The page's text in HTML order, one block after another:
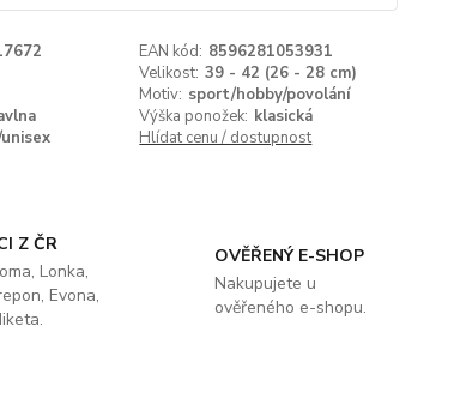
EAN kód: 8596281053931
Velikost: 39 - 42 (26 - 28 cm)
Motiv: sport/hobby/povolání
Výška ponožek: klasická
Hlídat cenu / dostupnost
Z ČR
Lonka,
Evona,
OVĚŘENÝ E-SHOP
Nakupujete u
ověřeného e-shopu.